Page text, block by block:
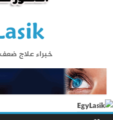
خبراء علاج